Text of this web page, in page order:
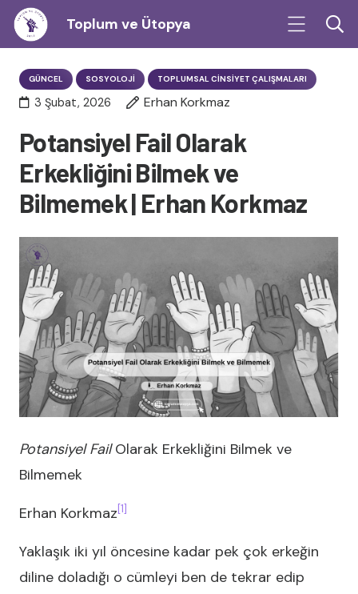
Toplum ve Ütopya
GÜNCEL SOSYOLOJI TOPLUMSAL CINSIYET ÇALIŞMALARI
3 Şubat, 2026 Erhan Korkmaz
Potansiyel Fail Olarak
Erkekliğini Bilmek ve
Bilmemek | Erhan Korkmaz
Potansiyel FailOlarak Erkekliğini Bilmek ve
Bilmemek
Erhan Korkmaz[1]
Yaklaşık iki yıl öncesine kadar pek çok erkeğin
diline doladığı o cümleyi ben de tekrar edip